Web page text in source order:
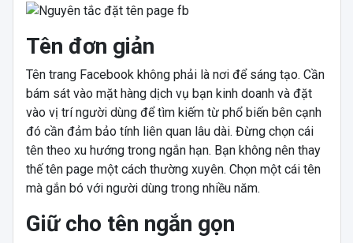
Tên đơn giản
Tên trang Facebook không phải là nơi để sáng tạo. Cần
bám sát vào mặt hàng dịch vụ bạn kinh doanh và đặt
vào vị trí người dùng để tìm kiếm từ phổ biến bên cạnh
đó cần đảm bảo tính liên quan lâu dài. Đừng chọn cái
tên theo xu hướng trong ngắn hạn. Bạn không nên thay
thế tên page một cách thường xuyên. Chọn một cái tên
mà gắn bó với người dùng trong nhiều năm.
Giữ cho tên ngắn gọn